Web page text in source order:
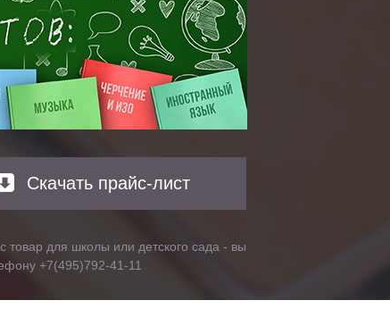
Скачать прайс-лист
товар для школы или детского сада - вы
+7(495)792-41-11